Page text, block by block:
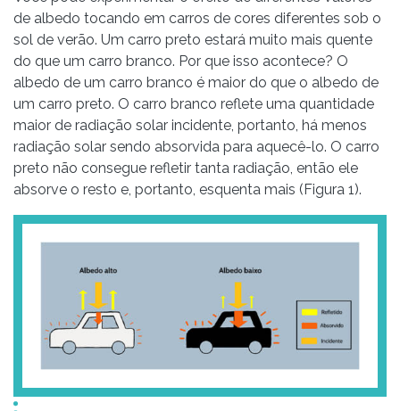
de albedo tocando em carros de cores diferentes sob o
sol de verão. Um carro preto estará muito mais quente
do que um carro branco. Por que isso acontece? O
albedo de um carro branco é maior do que o albedo de
um carro preto. O carro branco reflete uma quantidade
maior de radiação solar incidente, portanto, há menos
radiação solar sendo absorvida para aquecê-lo. O carro
preto não consegue refletir tanta radiação, então ele
absorve o resto e, portanto, esquenta mais (Figura 1).